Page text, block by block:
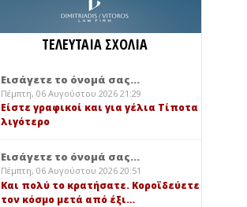
ΤΕΛΕΥΤΑΙΑ ΣΧΟΛΙΑ
Εισάγετε το όνομά σας...
Πέμπτη, 06 Αυγούστου 2026 21:29
Είστε γραφικοί και για γέλια Τίποτα
λιγότερο
Εισάγετε το όνομά σας...
Πέμπτη, 06 Αυγούστου 2026 20:51
Και πολύ το κρατήσατε. Κοροϊδεύετε
τον κόσμο μετά από έξι…